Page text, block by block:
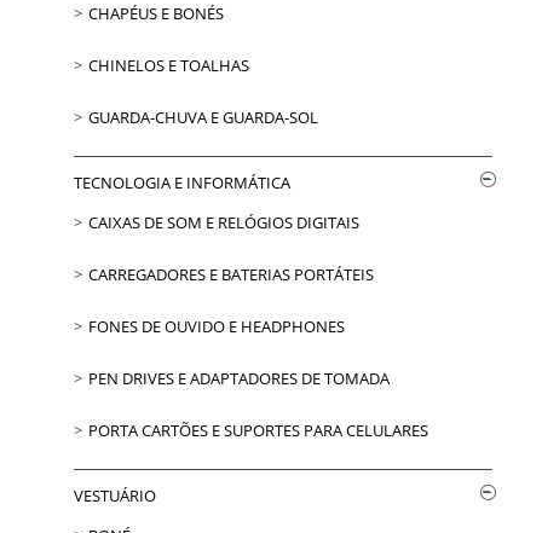
CHAPÉUS E BONÉS
CHINELOS E TOALHAS
GUARDA-CHUVA E GUARDA-SOL
TECNOLOGIA E INFORMÁTICA
CAIXAS DE SOM E RELÓGIOS DIGITAIS
CARREGADORES E BATERIAS PORTÁTEIS
FONES DE OUVIDO E HEADPHONES
PEN DRIVES E ADAPTADORES DE TOMADA
PORTA CARTÕES E SUPORTES PARA CELULARES
VESTUÁRIO